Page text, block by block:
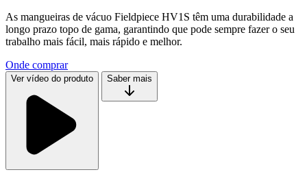
As mangueiras de vácuo Fieldpiece HV1S têm uma durabilidade a
longo prazo topo de gama, garantindo que pode sempre fazer o seu
trabalho mais fácil, mais rápido e melhor.
Onde comprar
Ver vídeo do produto Saber mais